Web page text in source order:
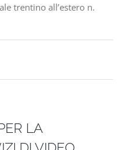
trentino all’estero n.
LA